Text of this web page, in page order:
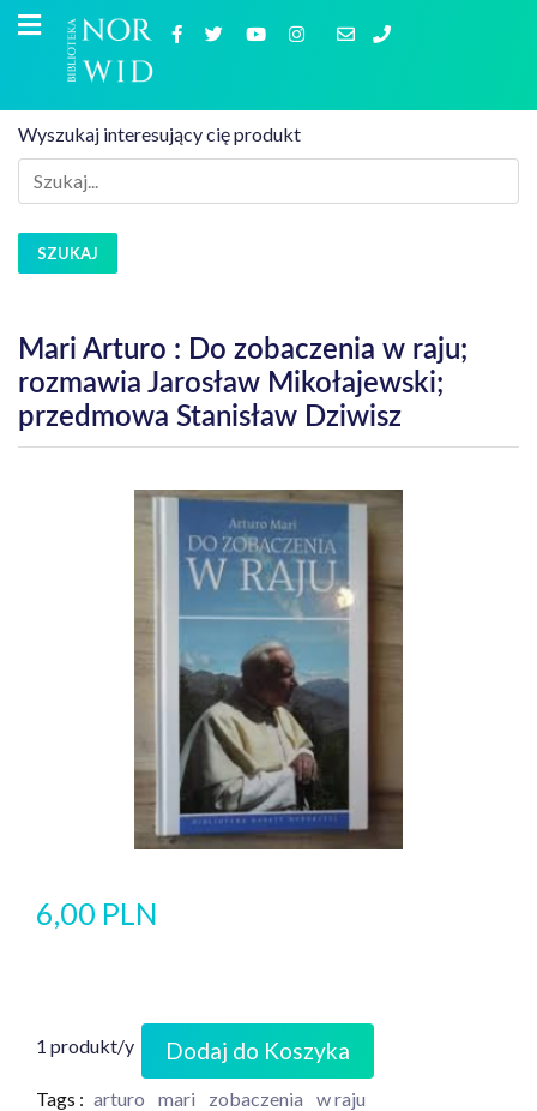
Wyszukaj interesujący cię produkt
SZUKAJ
Mari Arturo : Do zobaczenia w raju;
rozmawia Jarosław Mikołajewski;
przedmowa Stanisław Dziwisz
6,00 PLN
1 produkt/y Dodaj do Koszyka
Tags : arturo mari zobaczenia w raju